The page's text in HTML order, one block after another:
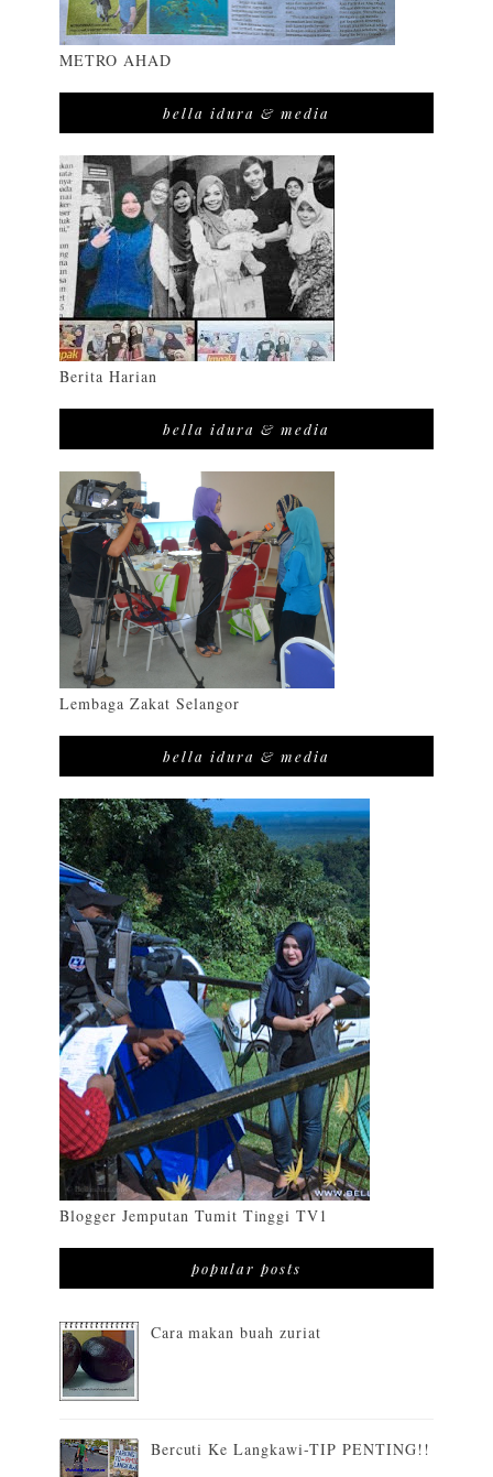
METRO AHAD
bella idura & media
Berita Harian
bella idura & media
Lembaga Zakat Selangor
bella idura & media
Blogger Jemputan Tumit Tinggi TV1
popular posts
Cara makan buah zuriat
Bercuti Ke Langkawi-TIP PENTING!!